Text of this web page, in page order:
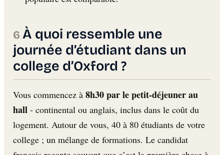
À quoi ressemble une
journée d’étudiant dans un
college d’Oxford ?
Vous commencez à 8h30 par le petit-déjeuner au
hall - continental ou anglais, inclus dans le coût du
logement. Autour de vous, 40 à 80 étudiants de votre
college ; un mélange de formations. Le candidat